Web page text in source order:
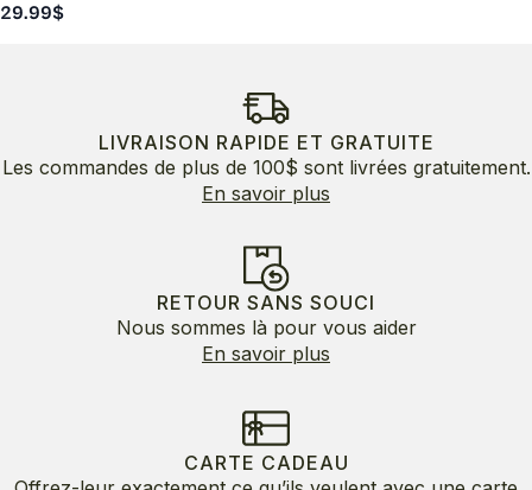
29.99$
LIVRAISON RAPIDE ET GRATUITE
Les commandes de plus de 100$ sont livrées gratuitement.
En savoir plus
RETOUR SANS SOUCI
Nous sommes là pour vous aider
En savoir plus
CARTE CADEAU